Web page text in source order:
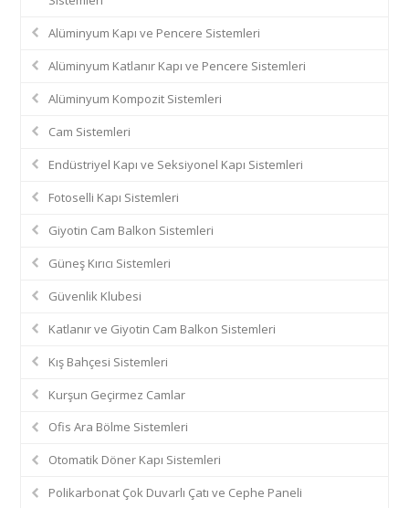
Alüminyum Kapı ve Pencere Sistemleri
Alüminyum Katlanır Kapı ve Pencere Sistemleri
Alüminyum Kompozit Sistemleri
Cam Sistemleri
Endüstriyel Kapı ve Seksiyonel Kapı Sistemleri
Fotoselli Kapı Sistemleri
Giyotin Cam Balkon Sistemleri
Güneş Kırıcı Sistemleri
Güvenlik Klubesi
Katlanır ve Giyotin Cam Balkon Sistemleri
Kış Bahçesi Sistemleri
Kurşun Geçirmez Camlar
Ofis Ara Bölme Sistemleri
Otomatik Döner Kapı Sistemleri
Polikarbonat Çok Duvarlı Çatı ve Cephe Paneli